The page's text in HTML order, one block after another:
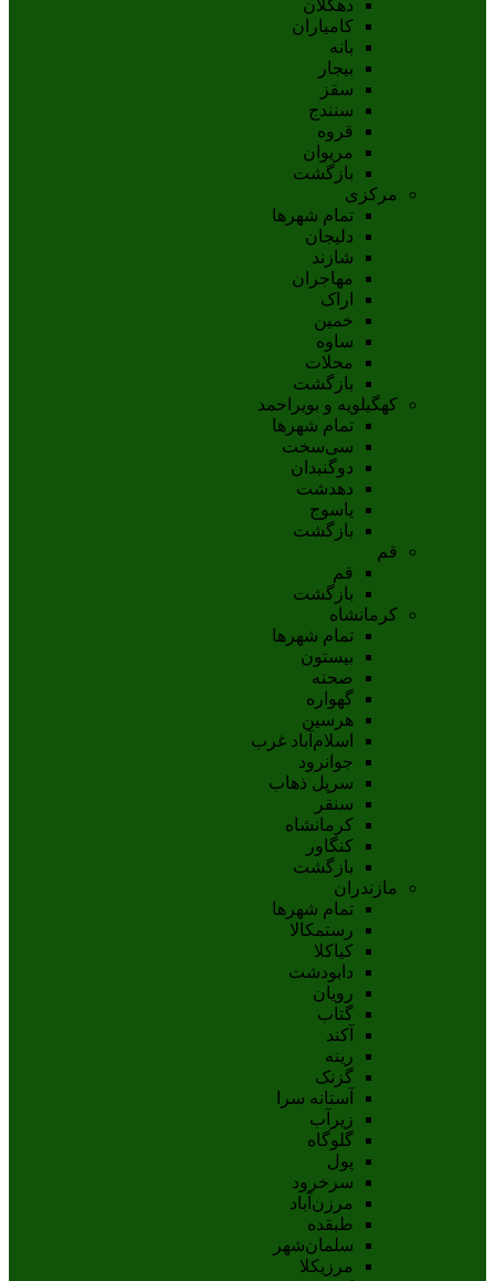
دهگلان
کامیاران
بانه
بيجار
سقز
سنندج
قروه
مريوان
بازگشت
مرکزی
تمام شهر‌ها
دلیجان
شازند
مهاجران
اراک
خمين
ساوه
محلات
بازگشت
کهگیلویه و بویراحمد
تمام شهر‌ها
سی‌سخت
دوگنبدان
دهدشت
ياسوج
بازگشت
قم
قم
بازگشت
کرمانشاه
تمام شهر‌ها
بیستون
صحنه
گهواره
هرسین
اسلام‌‌آباد غرب
جوانرود
سرپل ذهاب
سنقر
کرمانشاه
کنگاور
بازگشت
مازندران
تمام شهر‌ها
رستمکالا
کیاکلا
دابودشت
رویان
گتاب
آکند
رینه
گزنک
آستانه سرا
زیرآب
گلوگاه
پول
سرخرود
مرزن‌آباد
طبقده
سلمان‌شهر
مرزیکلا